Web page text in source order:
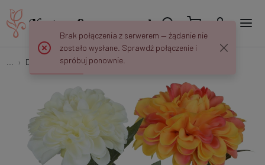
Dalie Dalia - gałązka 50 cm K489
Brak połączenia z serwerem — żądanie nie
zostało wysłane. Sprawdź połączenie i
spróbuj ponownie.